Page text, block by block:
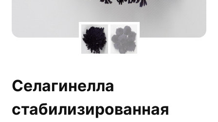
Селагинелла
стабилизированная